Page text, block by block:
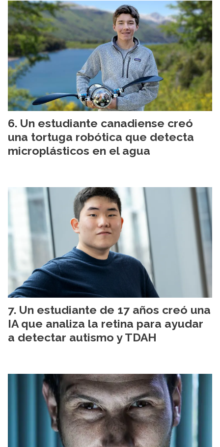
Un estudiante canadiense creó
una tortuga robótica que detecta
microplásticos en el agua
Un estudiante de 17 años creó una
IA que analiza la retina para ayudar
a detectar autismo y TDAH